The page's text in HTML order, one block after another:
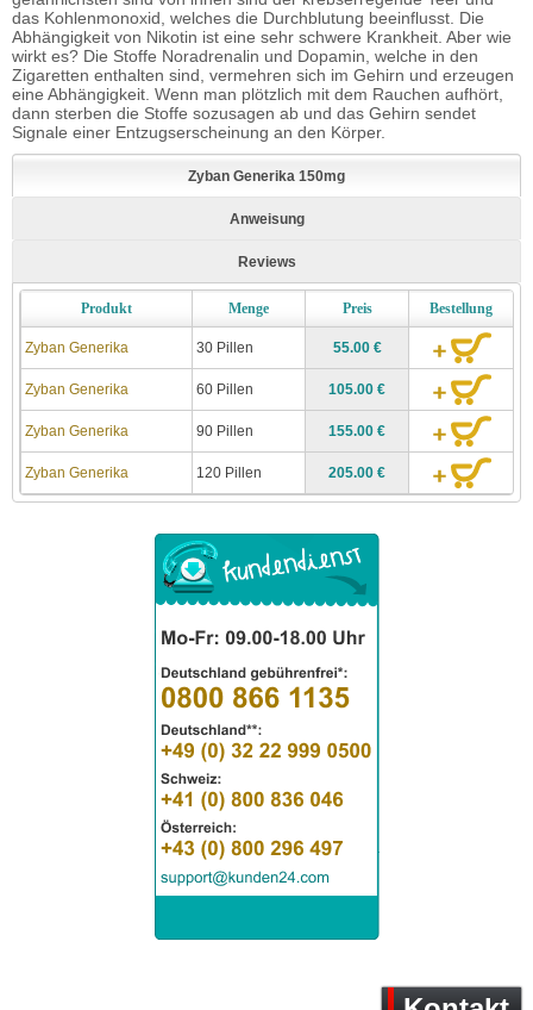
das Kohlenmonoxid, welches die Durchblutung beeinflusst. Die
Abhängigkeit von Nikotin ist eine sehr schwere Krankheit. Aber wie
wirkt es? Die Stoffe Noradrenalin und Dopamin, welche in den
Zigaretten enthalten sind, vermehren sich im Gehirn und erzeugen
eine Abhängigkeit. Wenn man plötzlich mit dem Rauchen aufhört,
dann sterben die Stoffe sozusagen ab und das Gehirn sendet
Signale einer Entzugserscheinung an den Körper.
Zyban Generika 150mg
Anweisung
Reviews
Produkt Menge Preis Bestellung
Zyban Generika 30 Pillen 55.00 €
Zyban Generika 60 Pillen 105.00 €
Zyban Generika 90 Pillen 155.00 €
Zyban Generika 120 Pillen 205.00 €